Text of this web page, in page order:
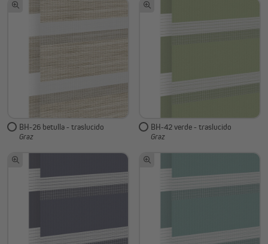
BH-26 betulla - traslucido
Graz
BH-42 verde - traslucido
Graz